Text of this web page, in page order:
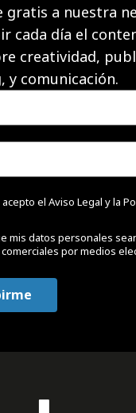
gratis a nuestra
cada día el
creatividad,
y comunicación.
el Aviso Legal y la
mis datos personales
por medios